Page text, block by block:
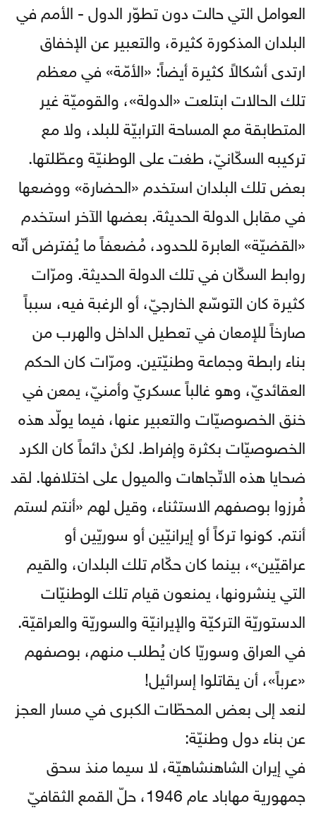
العوامل التي حالت دون تطوّر الدول - الأمم في
البلدان المذكورة كثيرة، والتعبير عن الإخفاق
ارتدى أشكالاً كثيرة أيضاً: «الأمّة» في معظم
تلك الحالات ابتلعت «الدولة»، والقوميّة غير
المتطابقة مع المساحة الترابيّة للبلد، ولا مع
تركيبه السكّانيّ، طغت على الوطنيّة وعطّلتها.
بعض تلك البلدان استخدم «الحضارة» ووضعها
في مقابل الدولة الحديثة. بعضها الآخر استخدم
«القضيّة» العابرة للحدود، مُضعفاً ما يُفترض أنّه
روابط السكّان في تلك الدولة الحديثة. ومرّات
كثيرة كان التوسّع الخارجيّ، أو الرغبة فيه، سبباً
صارخاً للإمعان في تعطيل الداخل والهرب من
بناء رابطة وجماعة وطنيّتين. ومرّات كان الحكم
العقائديّ، وهو غالباً عسكريّ وأمنيّ، يمعن في
خنق الخصوصيّات والتعبير عنها، فيما يولّد هذه
الخصوصيّات بكثرة وإفراط. لكنْ دائماً كان الكرد
ضحايا هذه الاتّجاهات والميول على اختلافها. لقد
فُرزوا بوصفهم الاستثناء، وقيل لهم «أنتم لستم
أنتم. كونوا تركاً أو إيرانيّين أو سوريّين أو
عراقيّين»، بينما كان حكّام تلك البلدان، والقيم
التي ينشرونها، يمنعون قيام تلك الوطنيّات
الدستوريّة التركيّة والإيرانيّة والسوريّة والعراقيّة.
في العراق وسوريّا كان يُطلب منهم، بوصفهم
«عرباً»، أن يقاتلوا إسرائيل!
لنعد إلى بعض المحطّات الكبرى في مسار العجز
عن بناء دول وطنيّة:
في إيران الشاهنشاهيّة، لا سيما منذ سحق
جمهورية مهاباد عام 1946، حلّ القمع الثقافيّ